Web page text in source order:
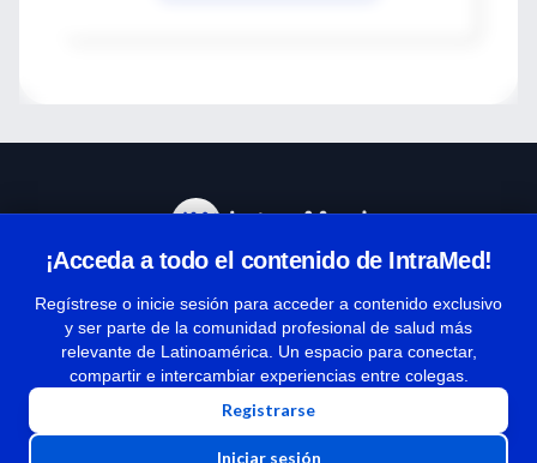
¡Acceda a todo el contenido de IntraMed!
Regístrese o inicie sesión para acceder a contenido exclusivo
y ser parte de la comunidad profesional de salud más
relevante de Latinoamérica. Un espacio para conectar,
compartir e intercambiar experiencias entre colegas.
Registrarse
Iniciar sesión
Términos y condiciones
| Políticas de privacidad
| Todos los derechos reservados | Copyright 1997-2026